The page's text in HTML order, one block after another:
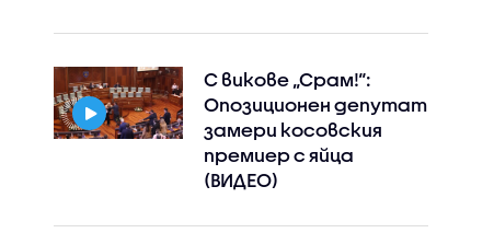
С викове „Срам!“:
Опозиционен депутат
замери косовския
премиер с яйца
(ВИДЕО)